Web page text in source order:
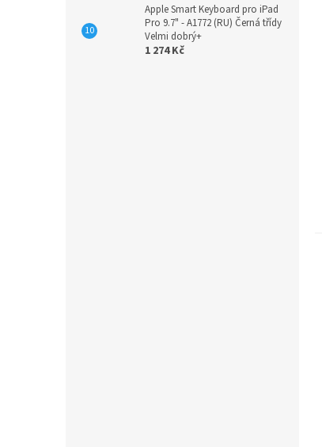
Apple Smart Keyboard pro iPad
Pro 9.7" - A1772 (RU) Černá třídy
Velmi dobrý+
1 274 Kč